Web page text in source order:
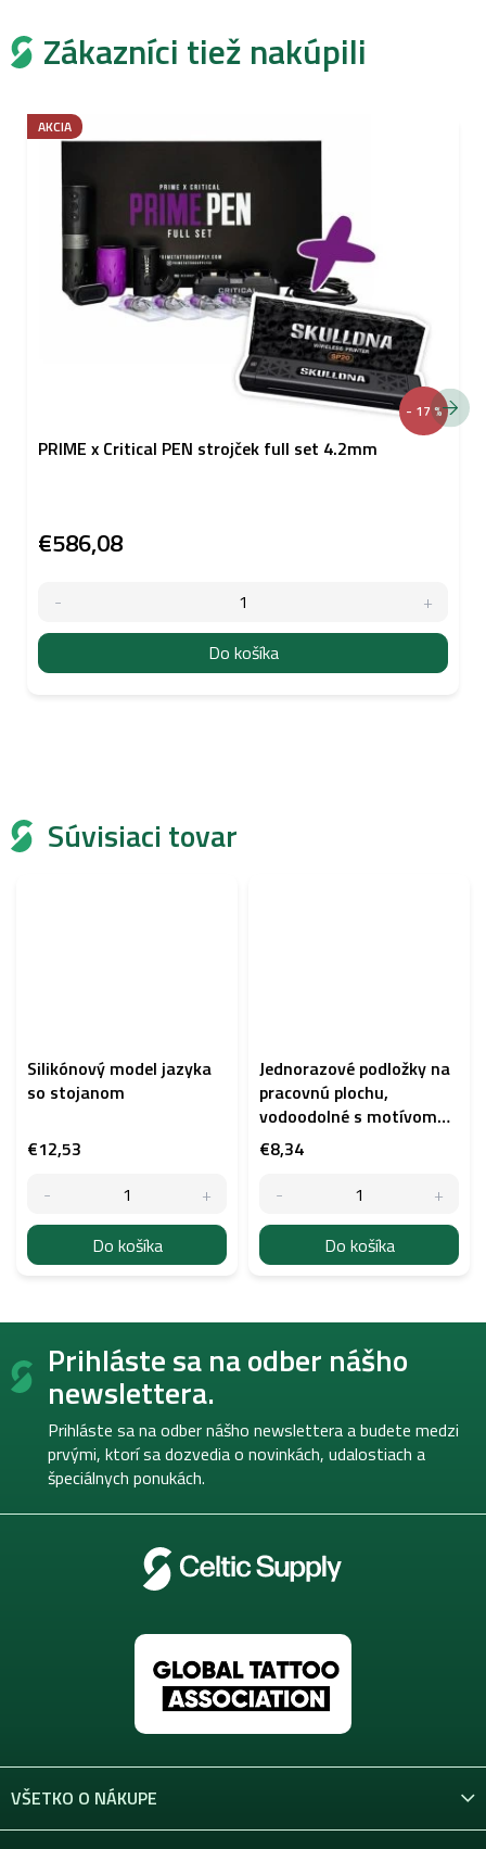
Súvisiaci tovar
Silikónový model jazyka
so stojanom
€12,53
Do košíka
Jednorazové podložky na
pracovnú plochu,
vodoodolné s motívom
medvedíka 125x
€8,34
Do košíka
Zákazníci tiež nakúpili
- 17 %
AKCIA
PRIME x Critical PEN strojček full set 4.2mm
€586,08
Do košíka
Z
Prihláste sa na odber nášho
newslettera.
Prihláste sa na odber nášho newslettera a budete medzi
prvými, ktorí sa dozvedia o novinkách, udalostiach a
špeciálnych ponukách.
VŠETKO O NÁKUPE